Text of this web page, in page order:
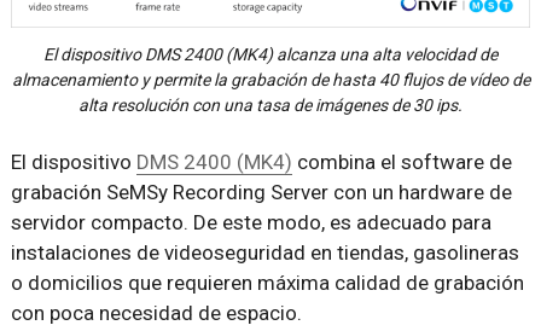
El dispositivo DMS 2400 (MK4) alcanza una alta velocidad de
almacenamiento y permite la grabación de hasta 40 flujos de vídeo de
alta resolución con una tasa de imágenes de 30 ips.
El dispositivo DMS 2400 (MK4) combina el software de
grabación SeMSy Recording Server con un hardware de
servidor compacto. De este modo, es adecuado para
instalaciones de videoseguridad en tiendas, gasolineras
o domicilios que requieren máxima calidad de grabación
con poca necesidad de espacio.